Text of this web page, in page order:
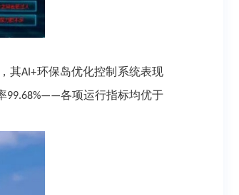
其AI+环保岛优化控制系统表现
99.68%——各项运行指标均优于